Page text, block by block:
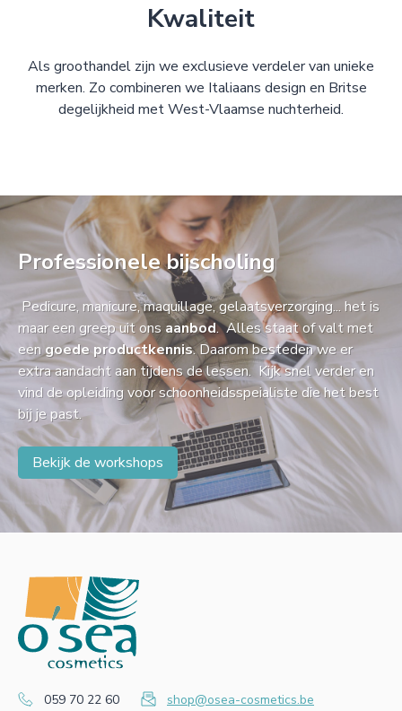
Kwaliteit
Als groothandel zijn we exclusieve verdeler van unieke
merken. Zo combineren we Italiaans design en Britse
degelijkheid met West-Vlaamse nuchterheid.
Professionele bijscholing
Pedicure, manicure, maquillage, gelaatsverzorging... het is
maar een greep uit ons aanbod. Alles staat of valt met
eengoede productkennis. Daarom besteden we er
extra aandacht aan tijdens de lessen. Kijk snel verder en
vind de opleiding voor schoonheidsspeialiste die het best
bij je past.
Bekijk de workshops
059 70 22 60 shop@osea-cosmetics.be